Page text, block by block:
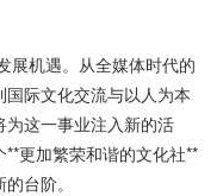
展机遇。从全媒体时代的
际文化交流与以人为本
这一事业注入新的活
更加繁荣和谐的文化社**
台阶。